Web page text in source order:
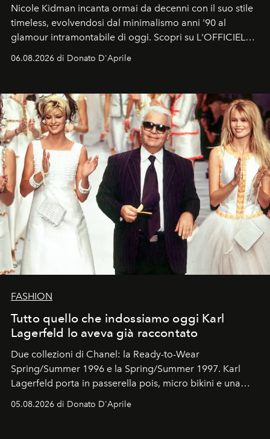
Nicole Kidman incanta ormai da decenni con il suo stile
timeless, evolvendosi dal minimalismo anni '90 al
glamour intramontabile di oggi. Scopri su L'OFFICIEL
06.08.2026 di Donato D'Aprile
FASHION
Tutto quello che indossiamo oggi Karl
Lagerfeld lo aveva già raccontato
Due collezioni di Chanel: la Ready-to-Wear
Spring/Summer 1996 e la Spring/Summer 1997. Karl
Lagerfeld porta in passerella pois, micro bikini e una
Kate, Claudia e Carla una dietro l'altra. Trent'anni dopo,
05.08.2026 di Donato D'Aprile